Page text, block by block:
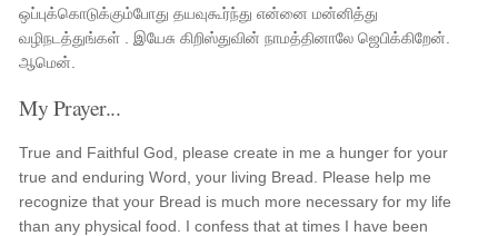
ஒப்புக்கொடுக்கும்போது தயவுகூர்ந்து என்னை மன்னித்து
வழிநடத்துங்கள் . இயேசு கிறிஸ்துவின் நாமத்தினாலே ஜெபிக்கிறேன்.
ஆமென்.
My Prayer...
True and Faithful God, please create in me a hunger for your
true and enduring Word, your living Bread. Please help me
recognize that your Bread is much more necessary for my life
than any physical food. I confess that at times I have been